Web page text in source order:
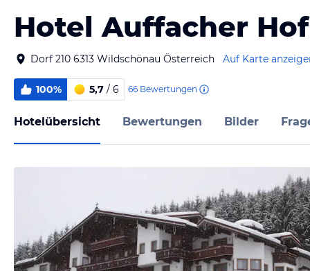
Hotel Auffacher Hof
Dorf 210 6313 Wildschönau Österreich Auf Karte
100% 5,7 / 6 66 Bewertungen
Hotelübersicht Bewertungen Bilder